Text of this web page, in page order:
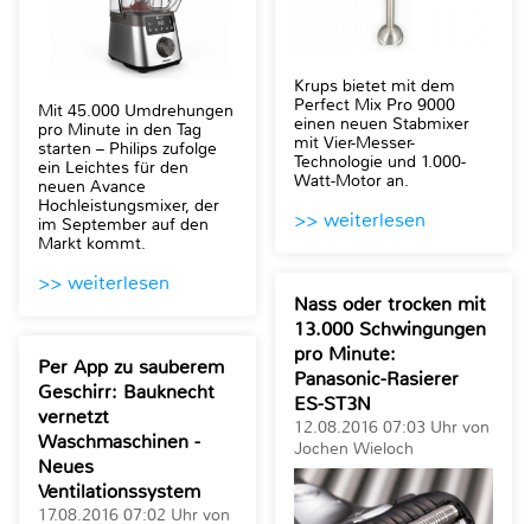
Mit 45.000 Umdrehungen
pro Minute in den Tag
starten – Philips zufolge
ein Leichtes für den
neuen Avance
Hochleistungsmixer, der
im September auf den
Markt kommt.
>> weiterlesen
Per App zu sauberem
Geschirr: Bauknecht
vernetzt
Waschmaschinen -
Neues
Ventilationssystem
17.08.2016 07:02 Uhr von
Krups bietet mit dem
Perfect Mix Pro 9000
einen neuen Stabmixer
mit Vier-Messer-
Technologie und 1.000-
Watt-Motor an.
>> weiterlesen
Nass oder trocken mit
13.000 Schwingungen
pro Minute:
Panasonic-Rasierer
ES-ST3N
12.08.2016 07:03 Uhr von
Jochen Wieloch